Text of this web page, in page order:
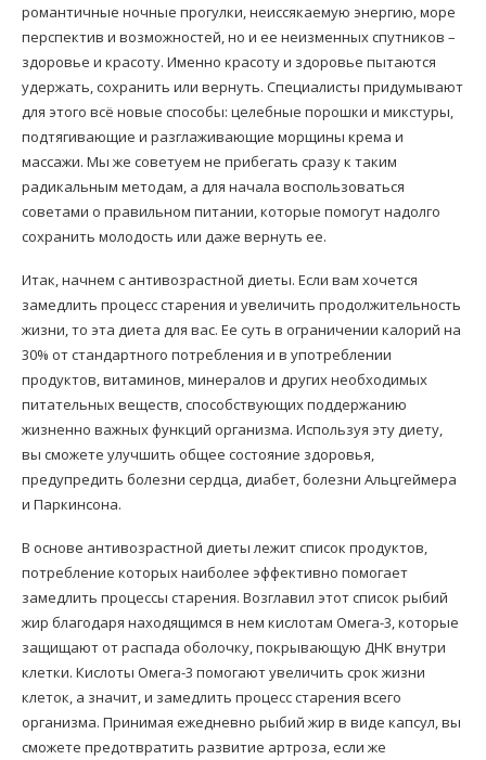
романтичные ночные прогулки, неиссякаемую энергию, море
перспектив и возможностей, но и ее неизменных спутников –
здоровье и красоту. Именно красоту и здоровье пытаются
удержать, сохранить или вернуть. Специалисты придумывают
для этого всё новые способы: целебные порошки и микстуры,
подтягивающие и разглаживающие морщины крема и
массажи. Мы же советуем не прибегать сразу к таким
радикальным методам, а для начала воспользоваться
советами о правильном питании, которые помогут надолго
сохранить молодость или даже вернуть ее.
Итак, начнем с антивозрастной диеты. Если вам хочется
замедлить процесс старения и увеличить продолжительность
жизни, то эта диета для вас. Ее суть в ограничении калорий на
30% от стандартного потребления и в употреблении
продуктов, витаминов, минералов и других необходимых
питательных веществ, способствующих поддержанию
жизненно важных функций организма. Используя эту диету,
вы сможете улучшить общее состояние здоровья,
предупредить болезни сердца, диабет, болезни Альцгеймера
и Паркинсона.
В основе антивозрастной диеты лежит список продуктов,
потребление которых наиболее эффективно помогает
замедлить процессы старения. Возглавил этот список рыбий
жир благодаря находящимся в нем кислотам Омега-3, которые
защищают от распада оболочку, покрывающую ДНК внутри
клетки. Кислоты Омега-3 помогают увеличить срок жизни
клеток, а значит, и замедлить процесс старения всего
организма. Принимая ежедневно рыбий жир в виде капсул, вы
сможете предотвратить развитие артроза, если же